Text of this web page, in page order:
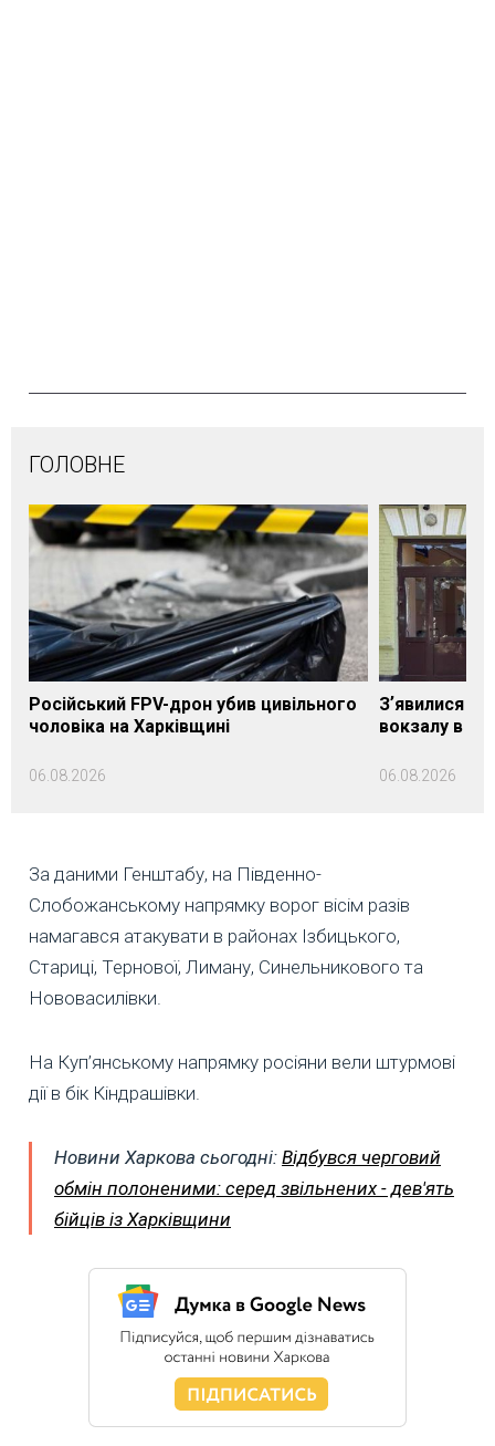
ГОЛОВНЕ
Російський FPV-дрон убив цивільного
чоловіка на Харківщині
06.08.2026
Зʼявилися
вокзалу в
06.08.2026
За даними Генштабу, на Південно-
Слобожанському напрямку ворог вісім разів
намагався атакувати в районах Ізбицького,
Стариці, Тернової, Лиману, Синельникового та
Нововасилівки.
На Куп’янському напрямку росіяни вели штурмові
дії в бік Кіндрашівки.
Новини Харкова сьогодні: Відбувся черговий
обмін полоненими: серед звільнених - дев'ять
бійців із Харківщини